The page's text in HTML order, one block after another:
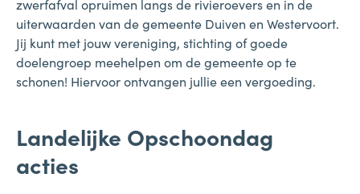
zwerfafval opruimen langs de rivieroevers en in de
uiterwaarden van de gemeente Duiven en Westervoort.
Jij kunt met jouw vereniging, stichting of goede
doelengroep meehelpen om de gemeente op te
schonen! Hiervoor ontvangen jullie een vergoeding.
Landelijke Opschoondag
acties